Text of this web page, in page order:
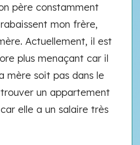
père constamment
mon frère,
Actuellement, il est
plus menaçant car il
mère soit pas dans le
un appartement
elle a un salaire très